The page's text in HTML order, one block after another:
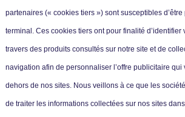
partenaires (« cookies tiers ») sont susceptibles
terminal. Ces cookies tiers ont pour finalité d’identifier
travers des produits consultés sur notre site et de
navigation afin de personnaliser l’offre publicitaire qui
dehors de nos sites. Nous veillons à ce que les
de traiter les informations collectées sur nos sites